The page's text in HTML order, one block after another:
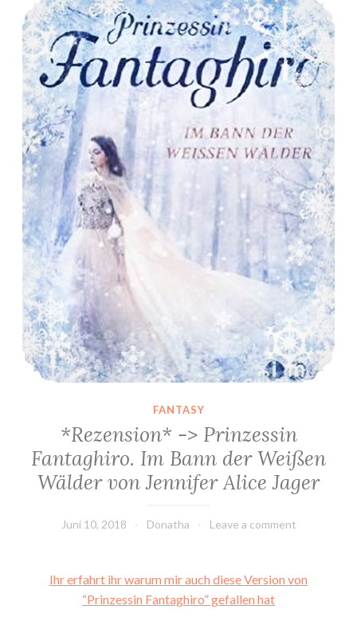
FANTASY
*Rezension* -> Prinzessin
Fantaghiro. Im Bann der Weißen
Wälder von Jennifer Alice Jager
Juni 10, 2018 Donatha Leave a comment
Ihr erfahrt ihr warum mir auch diese Version von
“Prinzessin Fantaghiro” gefallen hat